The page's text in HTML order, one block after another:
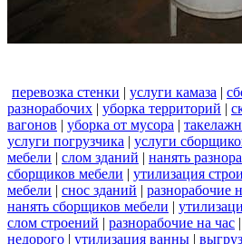
перевозка стенки | услуги камаза |
разнорабочих | уборка территорий |
вагонов | уборка от мусора |
услуги погрузчика | услуги
мебели | слом зданий | нанять
сборщиков мебели | утилизация
мебели | снос зданий | разнорабочие
нанять сборщиков мебели |
слом строений | разнорабочие на час |
недорого | утилизация ванны |